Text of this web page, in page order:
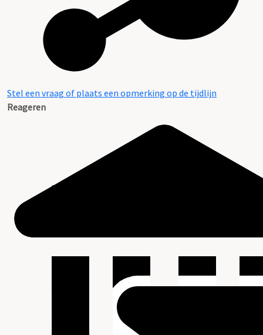
Stel een vraag of plaats een opmerking op de tijdlijn
Reageren